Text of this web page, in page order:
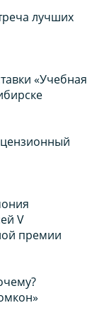
лучших
«Учебная
V
премии